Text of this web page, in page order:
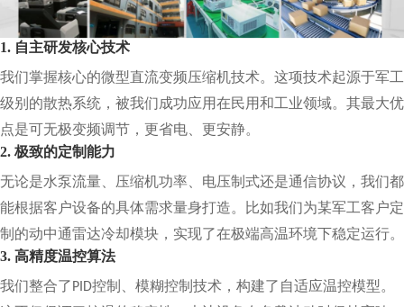
1. 自主研发核心技术
我们掌握核心的微型直流变频压缩机技术。这项技术起源于军工
级别的散热系统，被我们成功应用在民用和工业领域。其最大优
点是可无极变频调节，更省电、更安静。
2. 极致的定制能力
无论是水泵流量、压缩机功率、电压制式还是通信协议，我们都
能根据客户设备的具体需求量身打造。比如我们为某军工客户定
制的动中通雷达冷却模块，实现了在极端高温环境下稳定运行。
3. 高精度温控算法
我们整合了 PID控制、模糊控制技术，构建了自适应温控模型。